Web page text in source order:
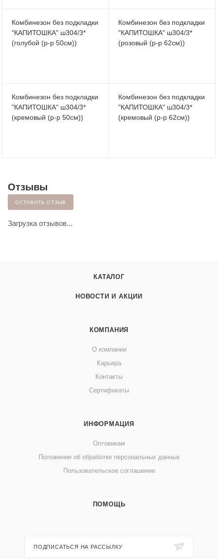
Комбинезон без подкладки
"КАПИТОШКА" ш304/3*
(голубой (р-р 50см))
Комбинезон без подкладки
"КАПИТОШКА" ш304/3*
(розовый (р-р 62см))
Комбинезон без подкладки
"КАПИТОШКА" ш304/3*
(кремовый (р-р 50см))
Комбинезон без подкладки
"КАПИТОШКА" ш304/3*
(кремовый (р-р 62см))
Отзывы
ОСТАВИТЬ ОТЗЫВ
Загрузка отзывов...
КАТАЛОГ
НОВОСТИ И АКЦИИ
КОМПАНИЯ
О компании
Карьера
Контакты
Сертификаты
ИНФОРМАЦИЯ
Оптовикам
Положение об обработке персональных данных
Пользовательское соглашение
ПОМОЩЬ
ПОДПИСАТЬСЯ НА РАССЫЛКУ